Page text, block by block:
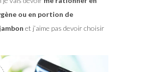
ou en portion de
et j’aime pas devoir choisir